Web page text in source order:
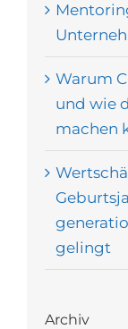
Warum
und wie
machen
gelingt
Archiv